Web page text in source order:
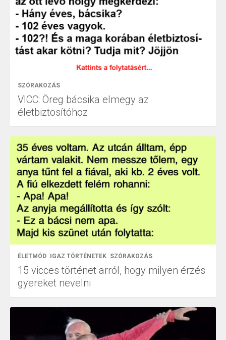
SZÓRAKOZÁS
VICC: Öreg bácsika elmegy az
életbiztosítóhoz
ÉLETMÓD IGAZ TÖRTÉNETEK SZÓRAKOZÁS
15 vicces történet arról, hogy milyen érzés
gyereket nevelni